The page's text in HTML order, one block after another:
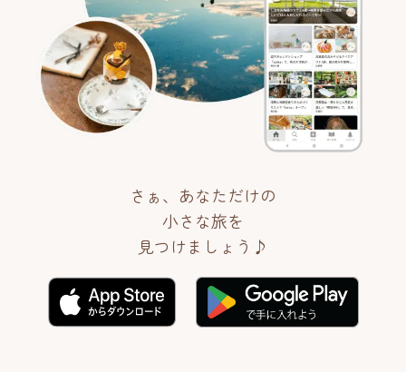
さぁ、あなただけの
小さな旅を
見つけましょう♪